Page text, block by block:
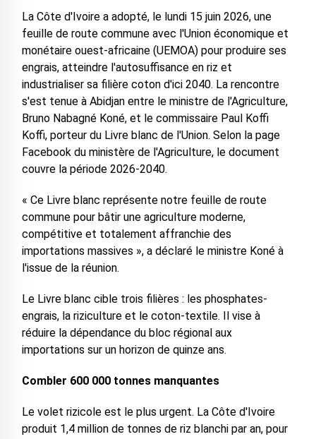
La Côte d'Ivoire a adopté, le lundi 15 juin 2026, une
feuille de route commune avec l'Union économique et
monétaire ouest-africaine (UEMOA) pour produire ses
engrais, atteindre l'autosuffisance en riz et
industrialiser sa filière coton d'ici 2040. La rencontre
s'est tenue à Abidjan entre le ministre de l'Agriculture,
Bruno Nabagné Koné, et le commissaire Paul Koffi
Koffi, porteur du Livre blanc de l'Union. Selon la page
Facebook du ministère de l'Agriculture, le document
couvre la période 2026-2040.
« Ce Livre blanc représente notre feuille de route
commune pour bâtir une agriculture moderne,
compétitive et totalement affranchie des
importations massives », a déclaré le ministre Koné à
l'issue de la réunion.
Le Livre blanc cible trois filières : les phosphates-
engrais, la riziculture et le coton-textile. Il vise à
réduire la dépendance du bloc régional aux
importations sur un horizon de quinze ans.
Combler 600 000 tonnes manquantes
Le volet rizicole est le plus urgent. La Côte d'Ivoire
produit 1,4 million de tonnes de riz blanchi par an, pour